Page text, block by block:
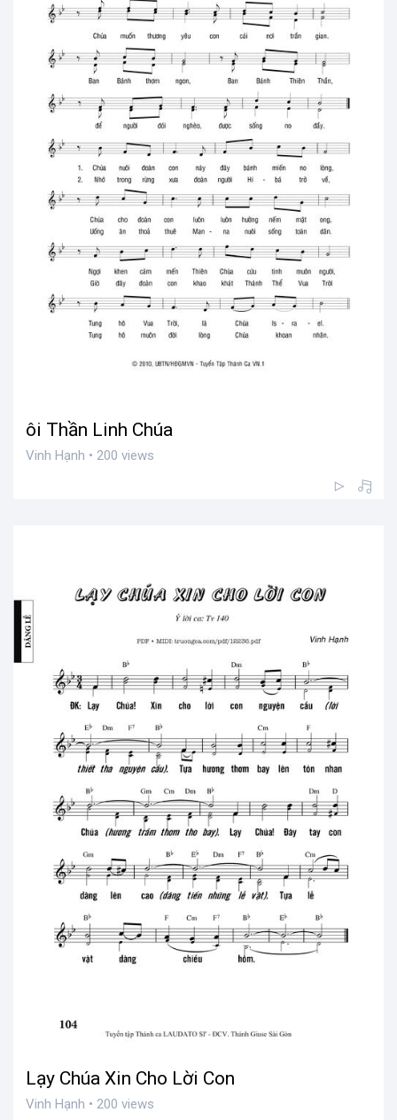
ôi Thần Linh Chúa
Vinh Hạnh • 200 views
Lạy Chúa Xin Cho Lời Con
Vinh Hạnh • 200 views